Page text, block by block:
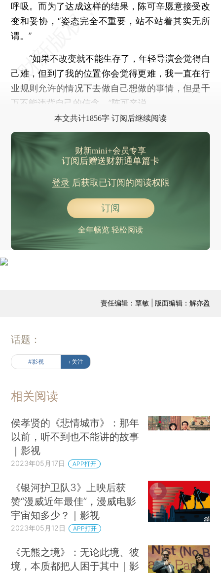
呼吸。而为了达成这样的结果，陈可辛愿意接受改
变和妥协，“姿态完全不重要，站不站着其实无所
谓。”
“如果不改变就不能生存了，年轻导演会觉得自
己难，但到了我的位置你会觉得更难，我一直在行
业规则允许的情况下去做自己想做的事情，但是千
万不能违背自己的信念。”陈可辛说。
本文共计1856字 订阅后继续阅读
财新mini+会员专享
订阅后赠送财新通单篇卡
登录后获取已订阅的阅读权限
订阅
全年畅览 轻松阅读
责任编辑：覃敏 | 版面编辑：解亦盈
话题：
#影视 +关注
相关阅读
侯孝贤的《悲情城市》：那年
以前，听不到也不能讲的故事
｜影视
2023年05月17日 APP打开
《银河护卫队3》上映后获
赞“漫威近年最佳”，漫威电影
宇宙知多少？｜影视
2023年05月12日 APP打开
《无熊之境》：无论此境、彼
境，本质都把人困于其中｜影